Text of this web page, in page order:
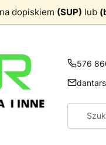
dopiskiem (SUP) lub
576